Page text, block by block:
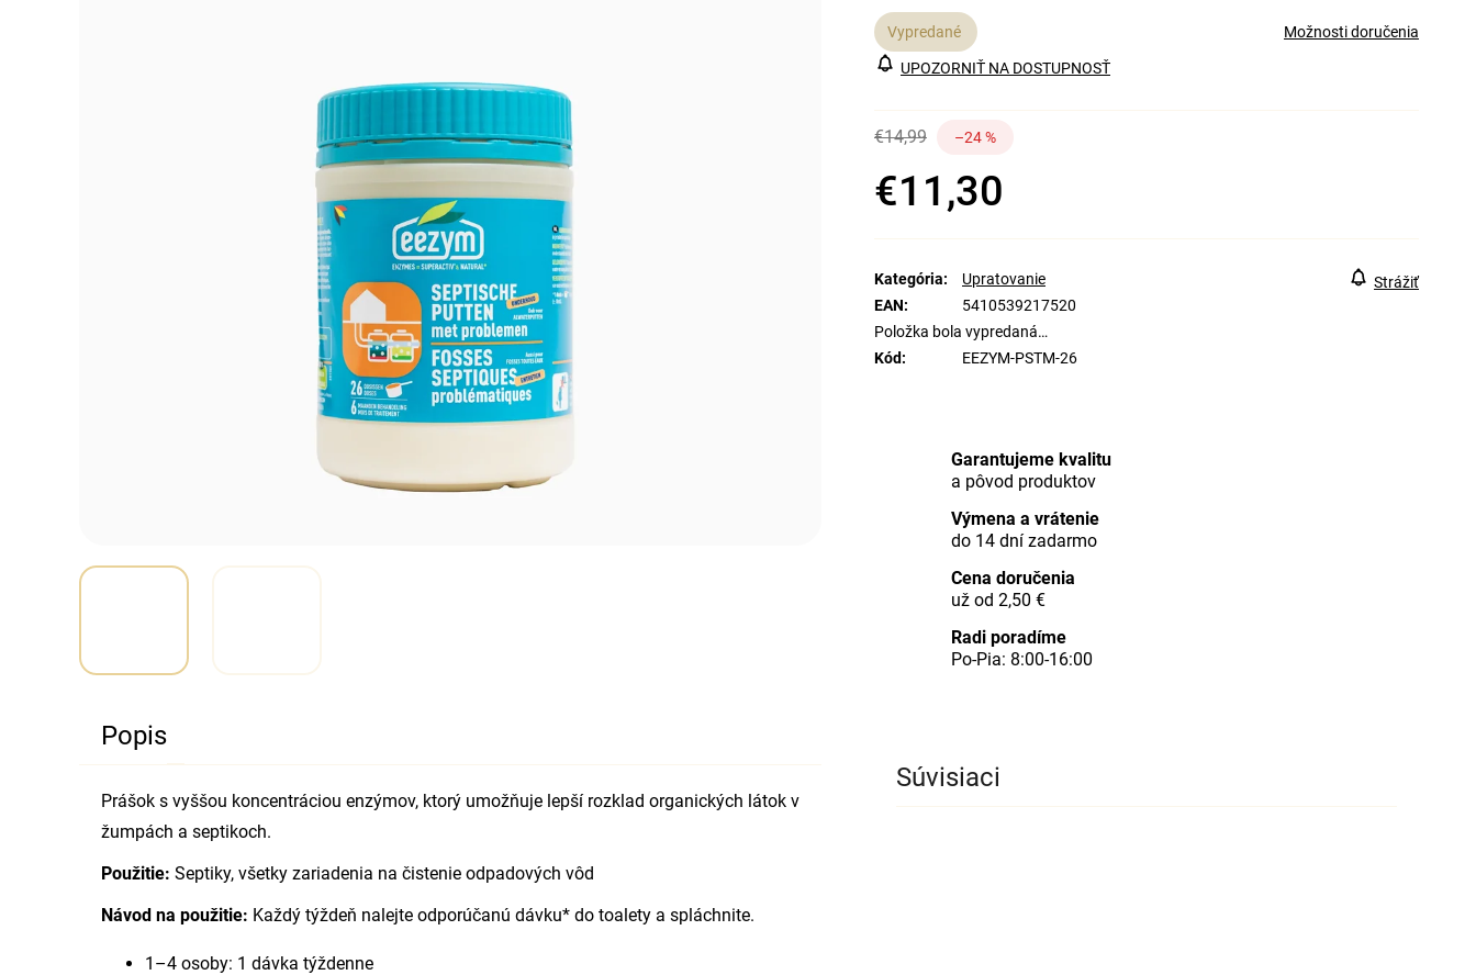
Vypredané Možnosti doručenia
UPOZORNIŤ NA DOSTUPNOSŤ
€14,99 –24 %
€11,30
Kategória:
Upratovanie
EAN:
5410539217520
Položka bola vypredaná…
Kód: EEZYM-PSTM-26
Strážiť
Garantujeme kvalitu
a pôvod produktov
Výmena a vrátenie
do 14 dní zadarmo
Cena doručenia
už od 2,50 €
Radi poradíme
Po-Pia: 8:00-16:00
Súvisiaci
Popis
Prášok s vyššou koncentráciou enzýmov, ktorý umožňuje lepší rozklad organických látok v
žumpách a septikoch.
Použitie: Septiky, všetky zariadenia na čistenie odpadových vôd
Návod na použitie: Každý týždeň nalejte odporúčanú dávku* do toalety a spláchnite.
1–4 osoby: 1 dávka týždenne